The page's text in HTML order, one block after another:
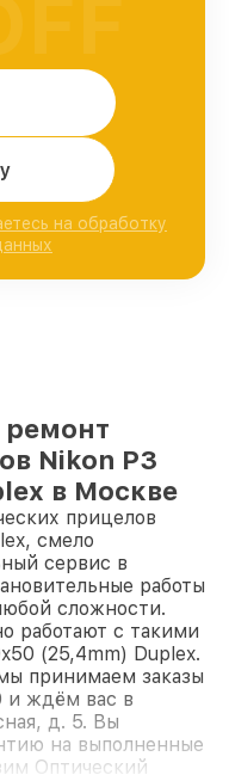
на обработку
Nikon P3
в Москве
прицелов
смело
сервис в
работы
сложности.
работают с такими
(25,4mm) Duplex.
принимаем заказы
и ждём вас в
д. 5. Вы
на выполненные
Оптический